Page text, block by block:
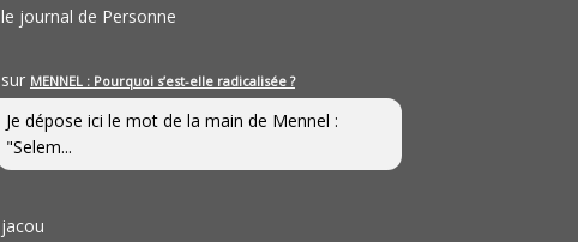
le journal de Personne
sur MENNEL : Pourquoi s’est-elle radicalisée ?
Je dépose ici le mot de la main de Mennel :
"Selem...
jacou